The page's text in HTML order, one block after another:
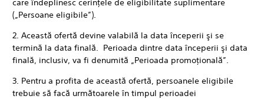
care îndeplinesc cerinţele de eligibilitate suplimentare
(„Persoane eligibile”).
2. Această ofertă devine valabilă la data începerii şi se
termină la data finală. Perioada dintre data începerii şi data
finală, inclusiv, va fi denumită „Perioada promoţională”.
3. Pentru a profita de această ofertă, persoanele eligibile
trebuie să facă următoarele în timpul perioadei